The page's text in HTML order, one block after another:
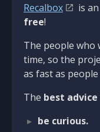
Recalbox is an
free!
The people who
time, so the
as fast as
The best advice
be curious.